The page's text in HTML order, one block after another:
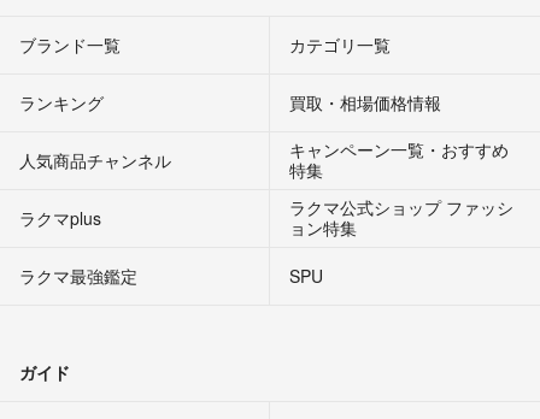
ブランド一覧 カテゴリ一覧
ランキング 買取・相場価格情報
人気商品チャンネル
キャンペーン一覧・おすすめ
特集
ラクマplus
ラクマ公式ショップ ファッシ
ョン特集
ラクマ最強鑑定
SPU
ガイド